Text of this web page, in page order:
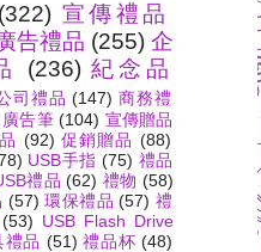
(322) 宣傳禮品
告禮品 (255) 企
(236) 紀念品
司禮品 (147) 商務禮
廣告筆 (104) 宣傳贈品
(92) 促銷贈品 (88)
USB手指 (75) 禮品
禮品 (62) 禮物 (58)
(57) 環保禮品 (57) 禮
(53) USB Flash Drive
禮品 (51) 禮品杯 (48)